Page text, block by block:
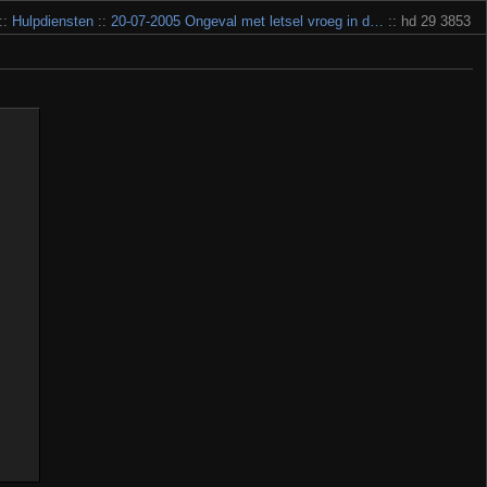
:: Hulpdiensten :: 20-07-2005 Ongeval met letsel vroeg in d… :: hd 29 3853